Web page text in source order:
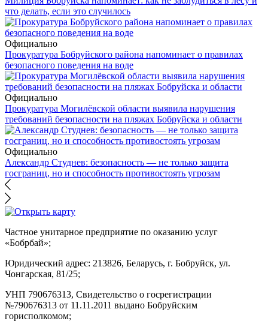
что делать, если это случилось
Официально
Прокуратура Бобруйского района напоминает о правилах
безопасного поведения на воде
Официально
Прокуратура Могилёвской области выявила нарушения
требований безопасности на пляжах Бобруйска и области
Официально
Александр Студнев: безопасность — не только защита
госграниц, но и способность противостоять угрозам
Частное унитарное предприятие по оказанию услуг
«Бобрбай»;
Юридический адрес: 213826, Беларусь, г. Бобруйск, ул.
Чонгарская, 81/25;
УНП 790676313, Свидетельство о госрегистрации
№790676313 от 11.11.2011 выдано Бобруйским
горисполкомом;